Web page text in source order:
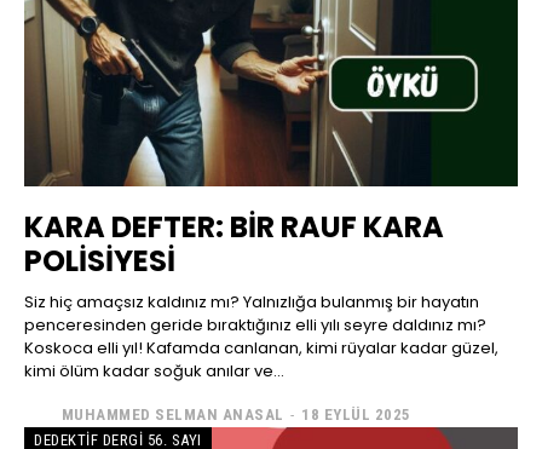
KARA DEFTER: BİR RAUF KARA
POLİSİYESİ
Siz hiç amaçsız kaldınız mı? Yalnızlığa bulanmış bir hayatın
penceresinden geride bıraktığınız elli yılı seyre daldınız mı?
Koskoca elli yıl! Kafamda canlanan, kimi rüyalar kadar güzel,
kimi ölüm kadar soğuk anılar ve...
MUHAMMED SELMAN ANASAL - 18 EYLÜL 2025
DEDEKTIF DERGI 56. SAYI